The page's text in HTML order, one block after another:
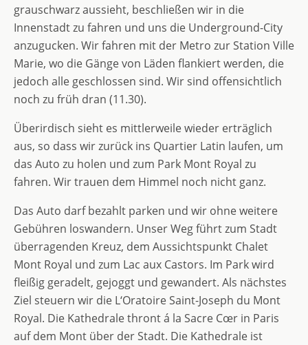
grauschwarz aussieht, beschließen wir in die
Innenstadt zu fahren und uns die Underground-City
anzugucken. Wir fahren mit der Metro zur Station Ville
Marie, wo die Gänge von Läden flankiert werden, die
jedoch alle geschlossen sind. Wir sind offensichtlich
noch zu früh dran (11.30).
Überirdisch sieht es mittlerweile wieder erträglich
aus, so dass wir zurück ins Quartier Latin laufen, um
das Auto zu holen und zum Park Mont Royal zu
fahren. Wir trauen dem Himmel noch nicht ganz.
Das Auto darf bezahlt parken und wir ohne weitere
Gebühren loswandern. Unser Weg führt zum Stadt
überragenden Kreuz, dem Aussichtspunkt Chalet
Mont Royal und zum Lac aux Castors. Im Park wird
fleißig geradelt, gejoggt und gewandert. Als nächstes
Ziel steuern wir die L‘Oratoire Saint-Joseph du Mont
Royal. Die Kathedrale thront á la Sacre Cœr in Paris
auf dem Mont über der Stadt. Die Kathedrale ist